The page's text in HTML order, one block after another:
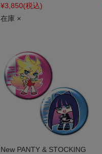
¥3,850(税込)
在庫 ×
New PANTY & STOCKING